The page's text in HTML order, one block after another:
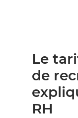
Le
de
RH